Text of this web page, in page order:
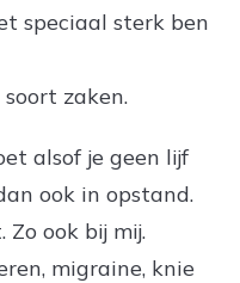
speciaal sterk ben
zaken.
alsof je geen lijf
ook in opstand.
ook bij mij.
migraine, knie